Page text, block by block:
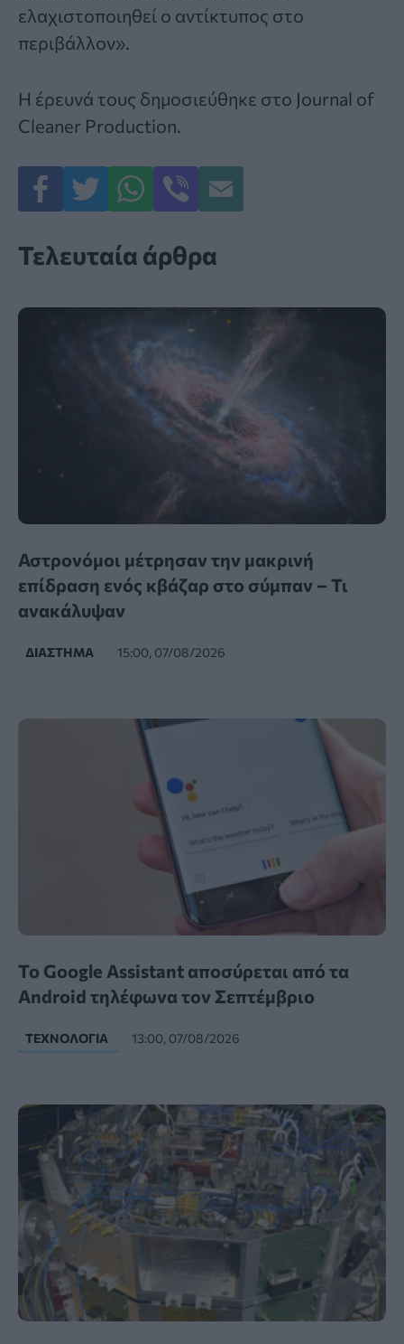
ελαχιστοποιηθεί ο αντίκτυπος στο
περιβάλλον».
Η έρευνά τους δημοσιεύθηκε στο Journal of
Cleaner Production.
Τελευταία άρθρα
Αστρονόμοι μέτρησαν την μακρινή
επίδραση ενός κβάζαρ στο σύμπαν – Τι
ανακάλυψαν
ΔΙΆΣΤΗΜΑ 15:00, 07/08/2026
Το Google Assistant αποσύρεται από τα
Android τηλέφωνα τον Σεπτέμβριο
ΤΕΧΝΟΛΟΓΊΑ 13:00, 07/08/2026